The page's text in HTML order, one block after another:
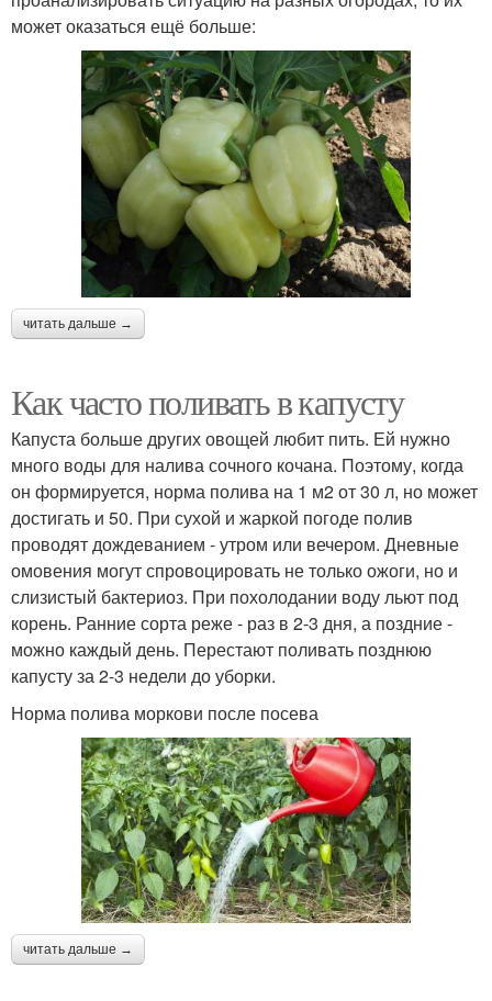
может оказаться ещё больше:
читать дальше →
Как часто поливать в капусту
Капуста больше других овощей любит пить. Ей нужно
много воды для налива сочного кочана. Поэтому, когда
он формируется, норма полива на 1 м2 от 30 л, но может
достигать и 50. При сухой и жаркой погоде полив
проводят дождеванием - утром или вечером. Дневные
омовения могут спровоцировать не только ожоги, но и
слизистый бактериоз. При похолодании воду льют под
корень. Ранние сорта реже - раз в 2-3 дня, а поздние -
можно каждый день. Перестают поливать позднюю
капусту за 2-3 недели до уборки.
Норма полива моркови после посева
читать дальше →